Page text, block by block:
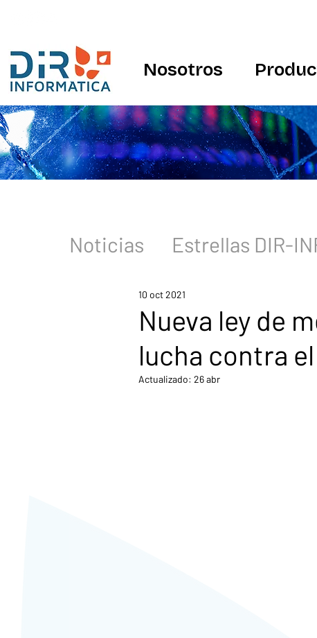
Noticias Estrellas DIR-
Nueva ley de
lucha contra
10 oct 2021
Actualizado: 26 abr
Nosotros